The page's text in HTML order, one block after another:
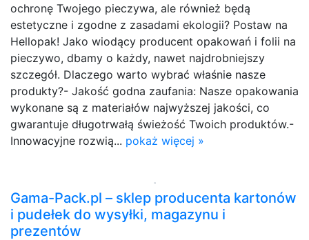
ochronę Twojego pieczywa, ale również będą
estetyczne i zgodne z zasadami ekologii? Postaw na
Hellopak! Jako wiodący producent opakowań i folii na
pieczywo, dbamy o każdy, nawet najdrobniejszy
szczegół. Dlaczego warto wybrać właśnie nasze
produkty?- Jakość godna zaufania: Nasze opakowania
wykonane są z materiałów najwyższej jakości, co
gwarantuje długotrwałą świeżość Twoich produktów.-
Innowacyjne rozwią... pokaż więcej »
Gama-Pack.pl – sklep producenta kartonów
i pudełek do wysyłki, magazynu i
prezentów